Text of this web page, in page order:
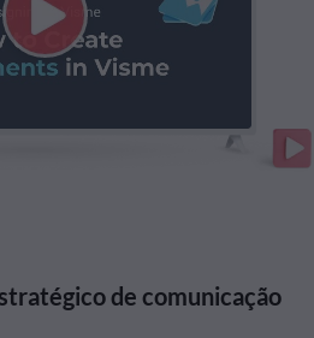
de comunicação